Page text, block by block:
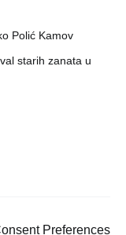
Polić Kamov
starih zanata u
Preferences